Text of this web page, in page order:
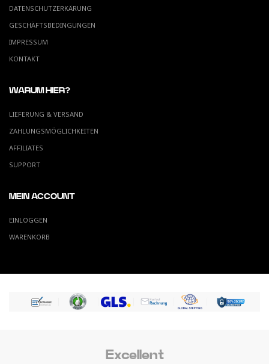
DATENSCHUTZERKÄRUNG
GESCHÄFTSBEDINGUNGEN
IMPRESSUM
KONTAKT
WARUM HIER?
LIEFERUNG & VERSAND
ZAHLUNGSMÖGLICHKEITEN
AFFILIATES
SUPPORT
MEIN ACCOUNT
EINLOGGEN
WARENKORB
Excellent